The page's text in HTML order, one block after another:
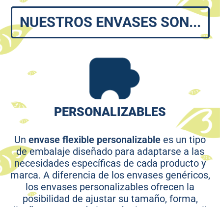
NUESTROS ENVASES SON...
PERSONALIZABLES
Un envase flexible personalizable es un tipo
de embalaje diseñado para adaptarse a las
necesidades específicas de cada producto y
marca. A diferencia de los envases genéricos,
los envases personalizables ofrecen la
posibilidad de ajustar su tamaño, forma,